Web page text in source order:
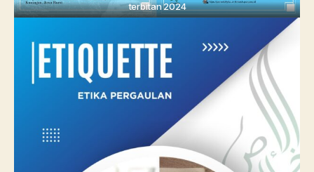
terbitan 2024